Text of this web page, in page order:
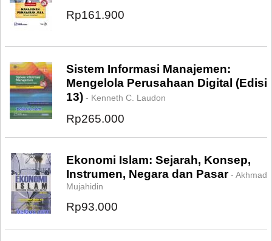
Rp161.900
Sistem Informasi Manajemen:
Mengelola Perusahaan Digital (Edisi
13) - Kenneth C. Laudon
Rp265.000
Ekonomi Islam: Sejarah, Konsep,
Instrumen, Negara dan Pasar- Akhmad
Mujahidin
Rp93.000